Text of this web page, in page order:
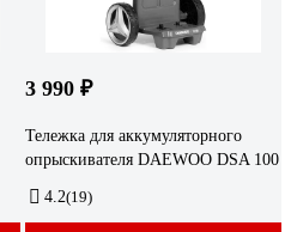
3 990 ₽
Тележка для аккумуляторного
опрыскивателя DAEWOO DSA 100
4.2(19)